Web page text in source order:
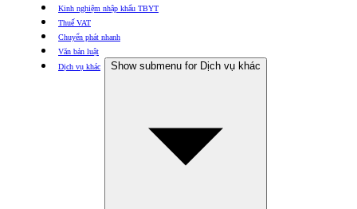
Kinh nghiệm nhập khẩu TBYT
Thuế VAT
Chuyển phát nhanh
Văn bản luật
Dịch vụ khác
Show submenu for Dịch vụ khác